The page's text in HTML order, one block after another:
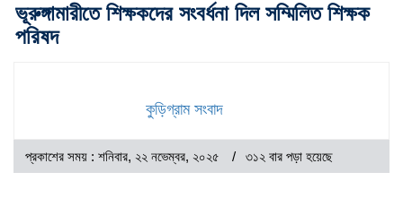
ভূরুঙ্গামারীতে শিক্ষকদের সংবর্ধনা দিল সম্মিলিত শিক্ষক
পরিষদ
কুড়িগ্রাম সংবাদ
প্রকাশের সময় : শনিবার, ২২ নভেম্বর, ২০২৫ ৩১২ বার পড়া হয়েছে